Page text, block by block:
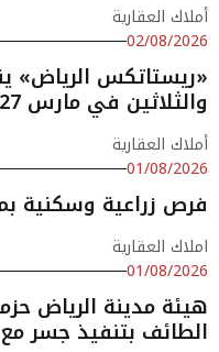
أملاك العقارية
02/08/2026
«ريستاتكس الرياض»
والثلاثين في مارس 2027
أملاك العقارية
01/08/2026
فرص زراعية وسكنية
املاك العقارية
01/08/2026
هيئة مدينة الرياض
الطائف بتنفيذ جسر